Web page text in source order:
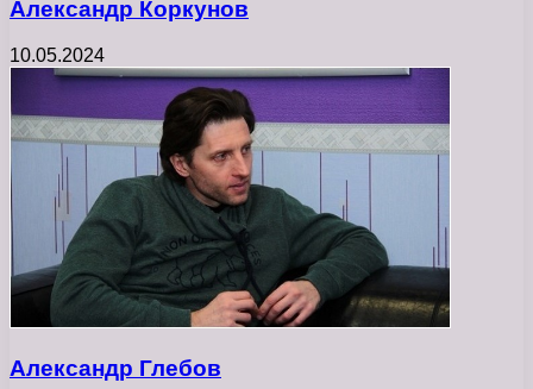
Александр Коркунов
10.05.2024
Александр Глебов